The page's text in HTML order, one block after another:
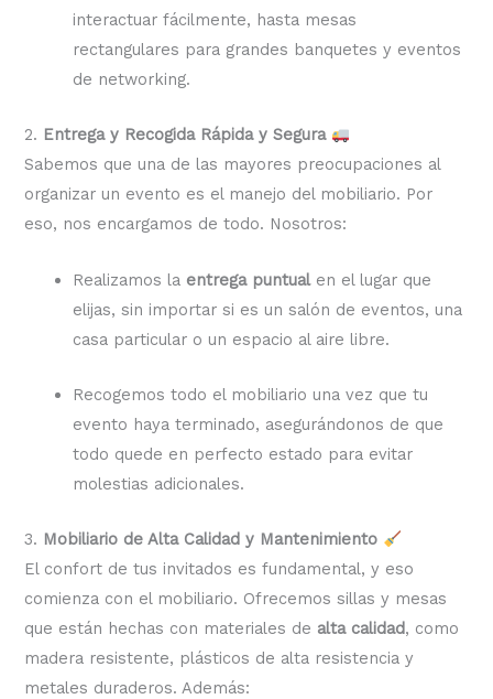
interactuar fácilmente, hasta mesas
rectangulares para grandes banquetes y eventos
de networking.
2. Entrega y Recogida Rápida y Segura
Sabemos que una de las mayores preocupaciones al
organizar un evento es el manejo del mobiliario. Por
eso, nos encargamos de todo. Nosotros:
Realizamos la entrega puntualen el lugar que
elijas, sin importar si es un salón de eventos, una
casa particular o un espacio al aire libre.
Recogemos todo el mobiliario una vez que tu
evento haya terminado, asegurándonos de que
todo quede en perfecto estado para evitar
molestias adicionales.
3. Mobiliario de Alta Calidad y Mantenimiento
El confort de tus invitados es fundamental, y eso
comienza con el mobiliario. Ofrecemos sillas y mesas
que están hechas con materiales de alta calidad, como
madera resistente, plásticos de alta resistencia y
metales duraderos. Además: